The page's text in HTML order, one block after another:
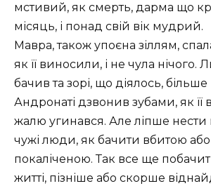
мстивий, як смерть, дарма що
місяць, і понад свій вік мудрий.
Мавра, також упоєна зіллям,
як її виносили, і не чула нічого.
бачив та зорі, що діялось, більше
Андронаті дзвонив зубами, як її
жалю угинався. Але ліпше нести
чужі люди, як бачити вбитою або
покаліченою. Так все ще
житті, пізніше або скорше